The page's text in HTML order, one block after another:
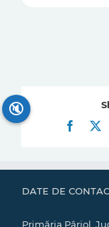
DATE DE
Primăria Pârjol,
🔇